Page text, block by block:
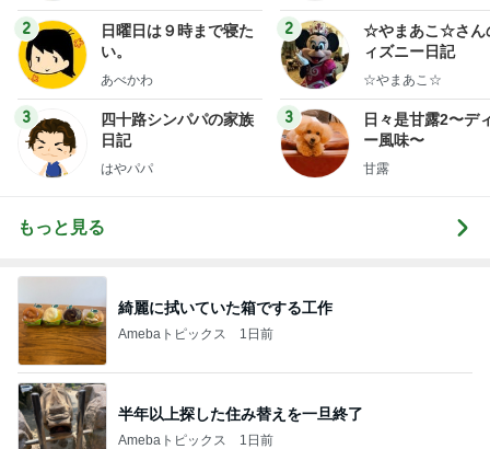
2
日曜日は９時まで寝た
い。
あべかわ
3
四十路シンパパの家族
日記
はやパパ
ログ
2
☆やまあこ☆さん
ィズニー日記
☆やまあこ☆
3
日々是甘露2〜デ
ー風味〜
甘露
もっと見る
綺麗に拭いていた箱でする工作
Amebaトピックス 1日前
半年以上探した住み替えを一旦終了
Amebaトピックス 1日前